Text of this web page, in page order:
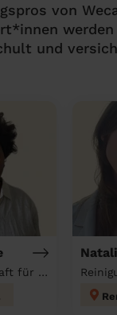
von
und
Reinigungskraft für deinen Haushalt